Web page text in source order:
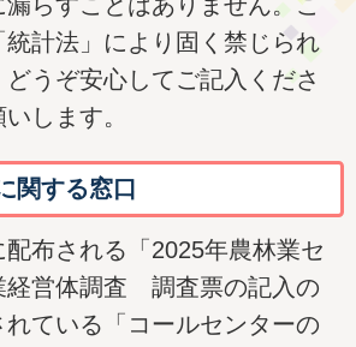
計法」により固く禁じられ
うぞ安心してご記入くださ
します。
関する窓口
布される「2025年農林業セ
営体調査 調査票の記入の
ている「コールセンターの